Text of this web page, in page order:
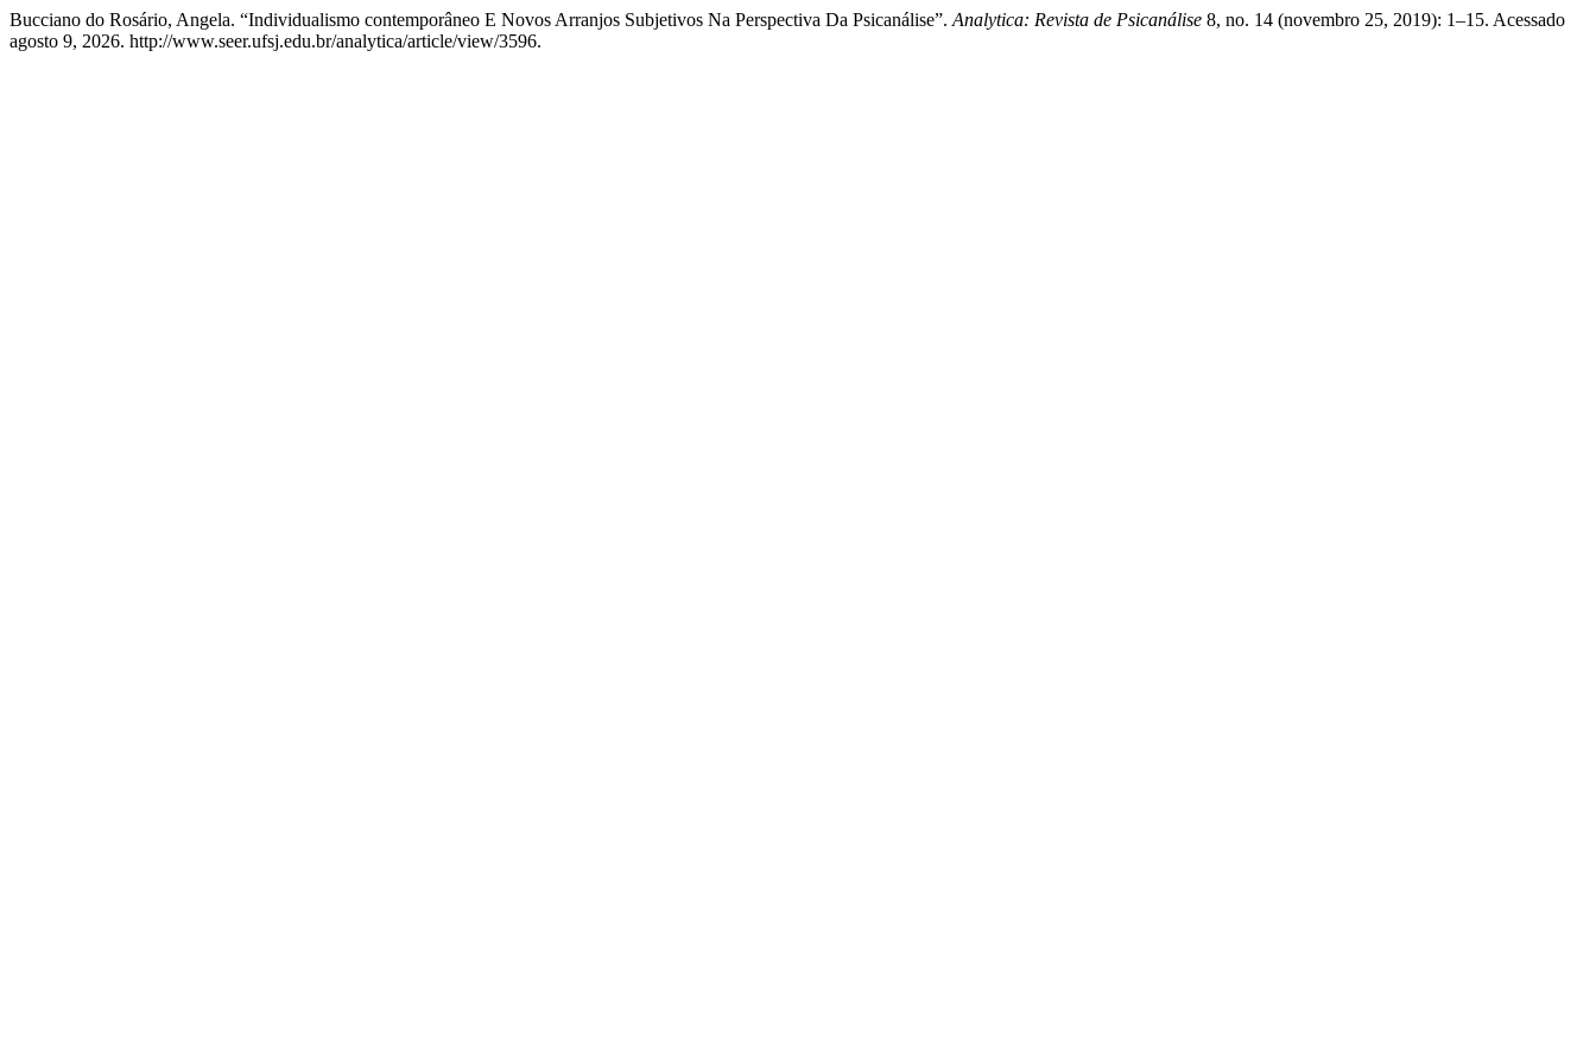
Bucciano do Rosário, Angela. “Individualismo contemporâneo E Novos Arranjos Subjetivos Na Perspectiva Da Psicanálise”. Analytica: Revista de Psicanálise 8, no. 14 (novembro 25, 2019): 1–15. Acessado
agosto 9, 2026. http://www.seer.ufsj.edu.br/analytica/article/view/3596.